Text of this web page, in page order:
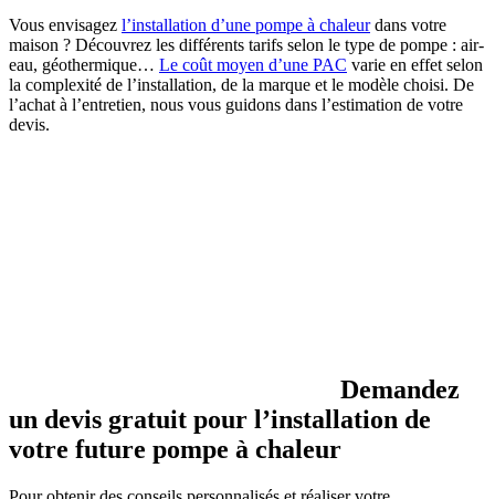
Vous envisagez l’installation d’une pompe à chaleurdans votre
maison ? Découvrez les différents tarifs selon le type de pompe : air-
eau, géothermique… Le coût moyen d’une PAC varie en effet selon
la complexité de l’installation, de la marque et le modèle choisi. De
l’achat à l’entretien, nous vous guidons dans l’estimation de votre
devis.
Demandez
un devis gratuit pour l’installation de
votre future pompe à chaleur